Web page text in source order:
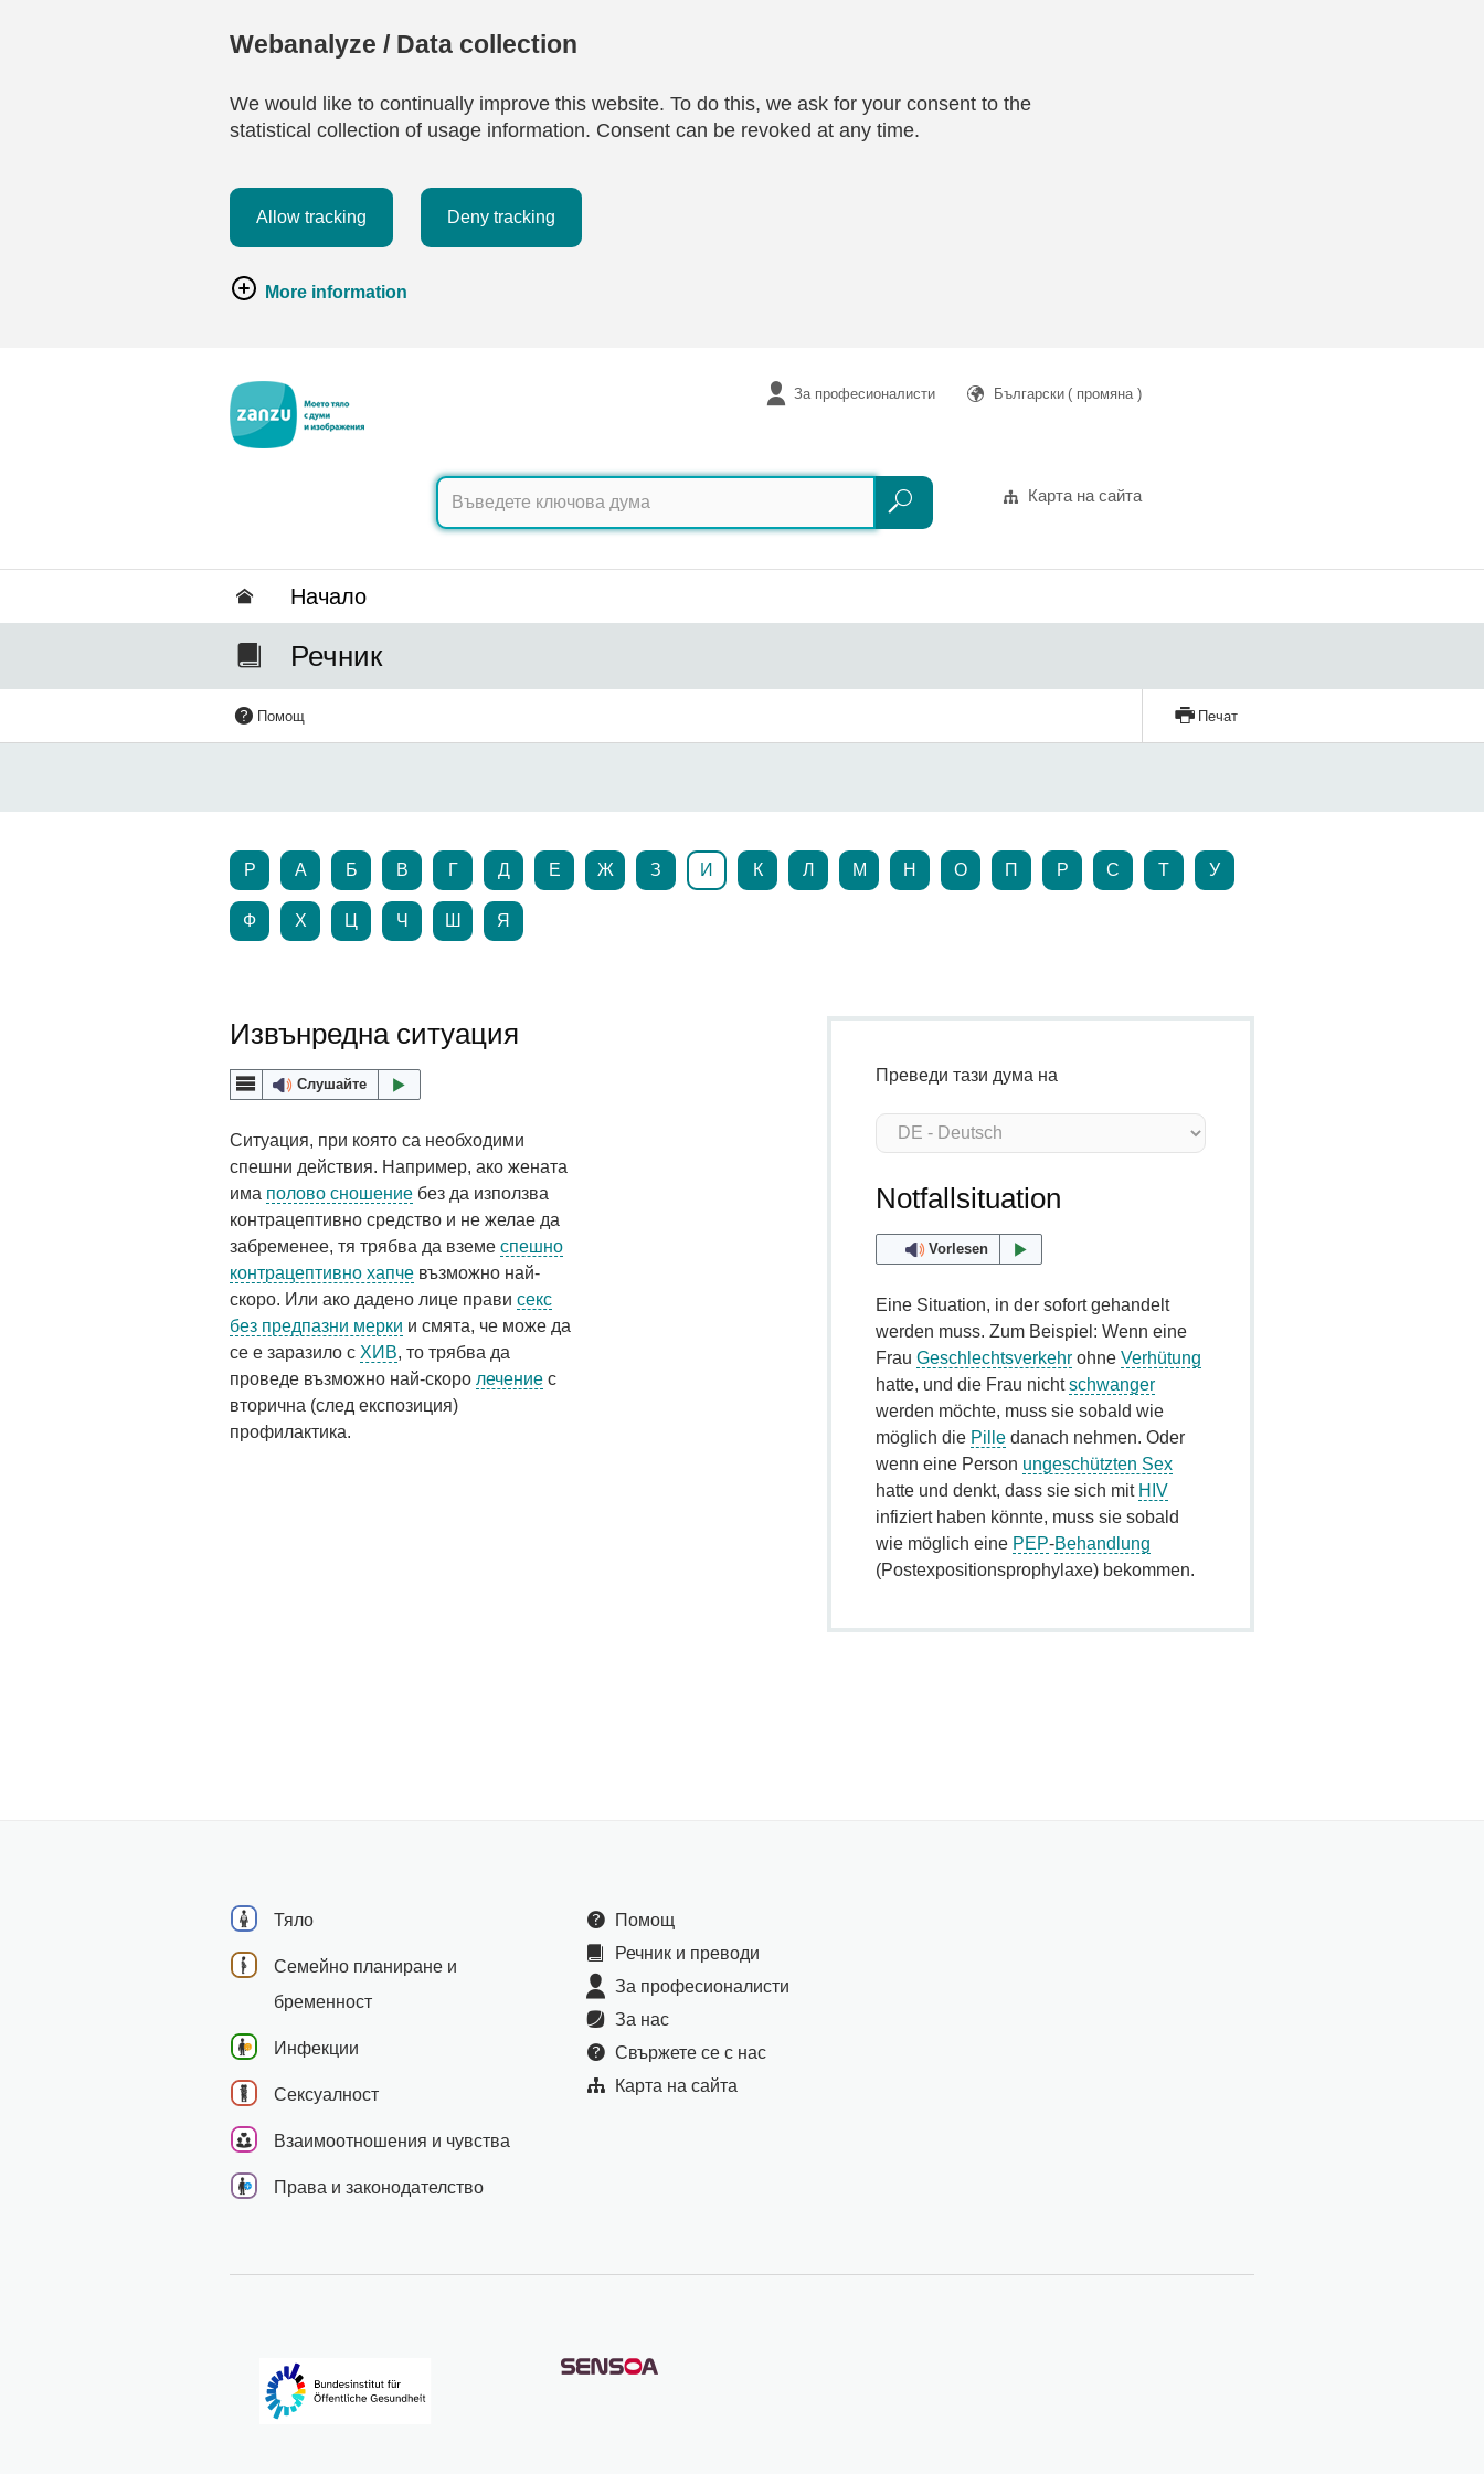
Webanalyze / Data collection
We would like to continually improve this website. To do this, we ask for your consent to the
statistical collection of usage information. Consent can be revoked at any time.
Allow tracking Deny tracking
More information
За професионалисти Български ( промяна )
Търсене
Търсене
Карта на сайта
Hачало
Речник
Помощ Печат
P А Б В Г Д Е Ж З И К Л М Н О П Р С Т У
Ф Х Ц Ч Ш Я
Извънредна ситуация
Слушайте
Ситуация, при която са необходими
спешни действия. Например, ако жената
има полово сношение без да използва
контрацептивно средство и не желае да
забременее, тя трябва да вземе спешно
контрацептивно хапче възможно най-
скоро. Или ако дадено лице прави секс
без предпазни мерки и смята, че може да
се е заразило с ХИВ, то трябва да
проведе възможно най-скоро лечение с
вторична (след експозиция)
профилактика.
Преведи тази дума на
Notfallsituation
Vorlesen
Eine Situation, in der sofort gehandelt
werden muss. Zum Beispiel: Wenn eine
FrauGeschlechtsverkehr ohneVerhütung
hatte, und die Frau nichtschwanger
werden möchte, muss sie sobald wie
möglich die Pille danach nehmen. Oder
wenn eine Person ungeschützten Sex
hatte und denkt, dass sie sich mit HIV
infiziert haben könnte, muss sie sobald
wie möglich eine PEP-Behandlung
(Postexpositionsprophylaxe) bekommen.
Тяло
Семейно планиране и
бременност
Инфекции
Сексуалност
Взаимоотношения и чувства
Права и законодателство
Помощ
Речник и преводи
За професионалисти
За нас
Свържете се с нас
Карта на сайта